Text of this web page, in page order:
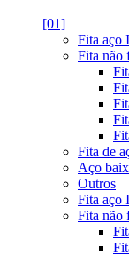
[01]
Fita aço
Fita não
Fita de
Aço
Outros
Fita aço
Fita não